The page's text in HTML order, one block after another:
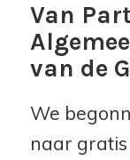
Van
van de
We
naar